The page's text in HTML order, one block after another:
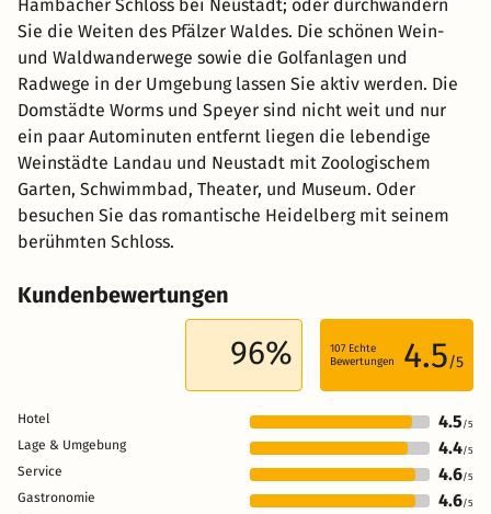
Hambacher Schloss bei Neustadt; oder durchwandern
Sie die Weiten des Pfälzer Waldes. Die schönen Wein-
und Waldwanderwege sowie die Golfanlagen und
Radwege in der Umgebung lassen Sie aktiv werden. Die
Domstädte Worms und Speyer sind nicht weit und nur
ein paar Autominuten entfernt liegen die lebendige
Weinstädte Landau und Neustadt mit Zoologischem
Garten, Schwimmbad, Theater, und Museum. Oder
besuchen Sie das romantische Heidelberg mit seinem
berühmten Schloss.
Kundenbewertungen
96% 107 Echte
Bewertungen
4.5/5
Hotel 4.5 /5
Lage & Umgebung 4.4/5
Service 4.6/5
Gastronomie 4.6/5